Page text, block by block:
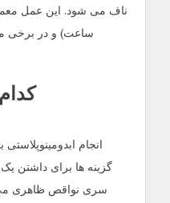
ساعت) و در برخی
انجام
گزینه ها برای داشتن
سری نواقص ظاهری می